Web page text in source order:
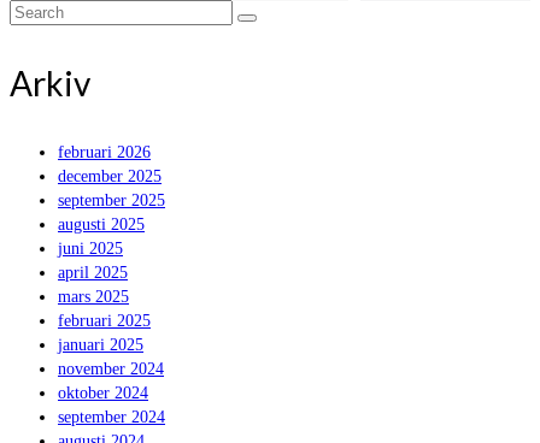
Search
Arkiv
februari 2026
december 2025
september 2025
augusti 2025
juni 2025
april 2025
mars 2025
februari 2025
januari 2025
november 2024
oktober 2024
september 2024